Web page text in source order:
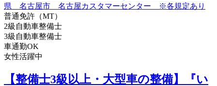
普通免許（MT）
2級自動車整備士
3級自動車整備士
車通勤OK
女性活躍中
【整備士3級以上・大型車の整備】『い